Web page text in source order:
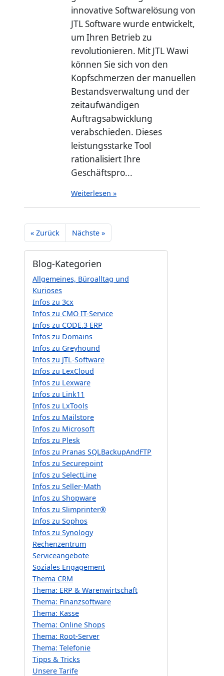
innovative Softwarelösung von
JTL Software wurde entwickelt,
um Ihren Betrieb zu
revolutionieren. Mit JTL Wawi
können Sie sich von den
Kopfschmerzen der manuellen
Bestandsverwaltung und der
zeitaufwändigen
Auftragsabwicklung
verabschieden. Dieses
leistungsstarke Tool
rationalisiert Ihre
Geschäftspro...
Weiterlesen »
« Zurück Nächste »
Blog-Kategorien
Allgemeines, Büroalltag und
Kurioses
Infos zu 3cx
Infos zu CMO IT-Service
Infos zu CODE.3 ERP
Infos zu Domains
Infos zu Greyhound
Infos zu JTL-Software
Infos zu LexCloud
Infos zu Lexware
Infos zu Link11
Infos zu LxTools
Infos zu Mailstore
Infos zu Microsoft
Infos zu Plesk
Infos zu Pranas SQLBackupAndFTP
Infos zu Securepoint
Infos zu SelectLine
Infos zu Seller-Math
Infos zu Shopware
Infos zu Slimprinter®
Infos zu Sophos
Infos zu Synology
Rechenzentrum
Serviceangebote
Soziales Engagement
Thema CRM
Thema: ERP & Warenwirtschaft
Thema: Finanzsoftware
Thema: Kasse
Thema: Online Shops
Thema: Root-Server
Thema: Telefonie
Tipps & Tricks
Unsere Tarife